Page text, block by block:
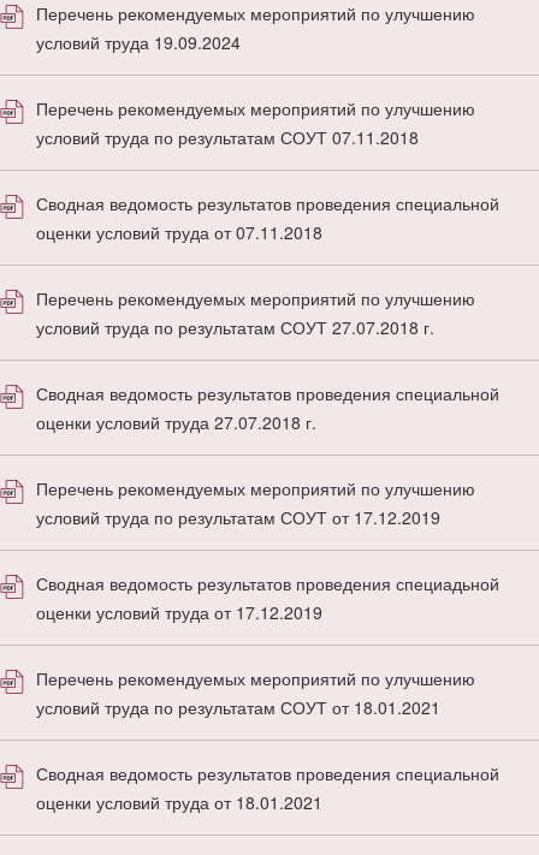
Перечень рекомендуемых мероприятий по улучшению
условий труда 19.09.2024
Перечень рекомендуемых мероприятий по улучшению
условий труда по результатам СОУТ 07.11.2018
Сводная ведомость результатов проведения специальной
оценки условий труда от 07.11.2018
Перечень рекомендуемых мероприятий по улучшению
условий труда по результатам СОУТ 27.07.2018 г.
Сводная ведомость результатов проведения специальной
оценки условий труда 27.07.2018 г.
Перечень рекомендуемых мероприятий по улучшению
условий труда по результатам СОУТ от 17.12.2019
Сводная ведомость результатов проведения специадьной
оценки условий труда от 17.12.2019
Перечень рекомендуемых мероприятий по улучшению
условий труда по результатам СОУТ от 18.01.2021
Сводная ведомость результатов проведения специальной
оценки условий труда от 18.01.2021